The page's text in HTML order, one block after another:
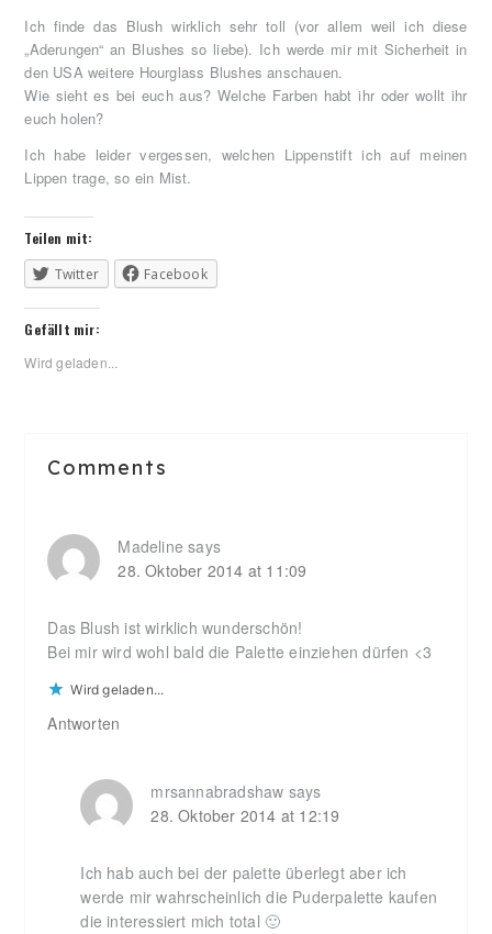
Ich finde das Blush wirklich sehr toll (vor allem weil ich diese
„Aderungen“ an Blushes so liebe). Ich werde mir mit Sicherheit in
den USA weitere Hourglass Blushes anschauen.
Wie sieht es bei euch aus? Welche Farben habt ihr oder wollt ihr
euch holen?
Ich habe leider vergessen, welchen Lippenstift ich auf meinen
Lippen trage, so ein Mist.
Teilen mit:
Twitter
Facebook
Gefällt mir:
Wird geladen...
Reader
Interactions
Comments
Madeline says
28. Oktober 2014 at 11:09
Das Blush ist wirklich wunderschön!
Bei mir wird wohl bald die Palette einziehen dürfen <3
Wird geladen...
Antworten
mrsannabradshaw says
28. Oktober 2014 at 12:19
Ich hab auch bei der palette überlegt aber ich
werde mir wahrscheinlich die Puderpalette kaufen
die interessiert mich total 🙂